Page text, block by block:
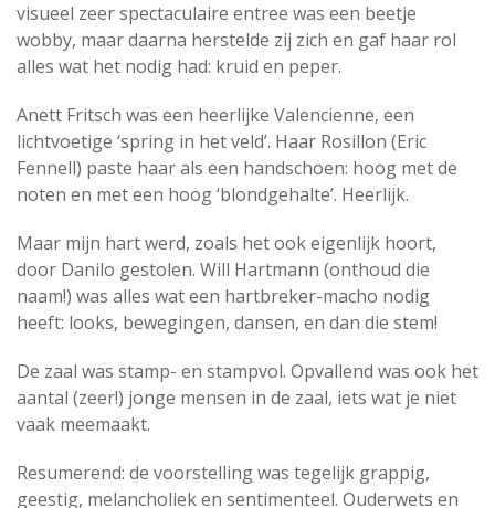
visueel zeer spectaculaire entree was een beetje
wobby, maar daarna herstelde zij zich en gaf haar rol
alles wat het nodig had: kruid en peper.
Anett Fritsch was een heerlijke Valencienne, een
lichtvoetige ‘spring in het veld’. Haar Rosillon (Eric
Fennell) paste haar als een handschoen: hoog met de
noten en met een hoog ‘blondgehalte’. Heerlijk.
Maar mijn hart werd, zoals het ook eigenlijk hoort,
door Danilo gestolen. Will Hartmann (onthoud die
naam!) was alles wat een hartbreker-macho nodig
heeft: looks, bewegingen, dansen, en dan die stem!
De zaal was stamp- en stampvol. Opvallend was ook het
aantal (zeer!) jonge mensen in de zaal, iets wat je niet
vaak meemaakt.
Resumerend: de voorstelling was tegelijk grappig,
geestig, melancholiek en sentimenteel. Ouderwets en